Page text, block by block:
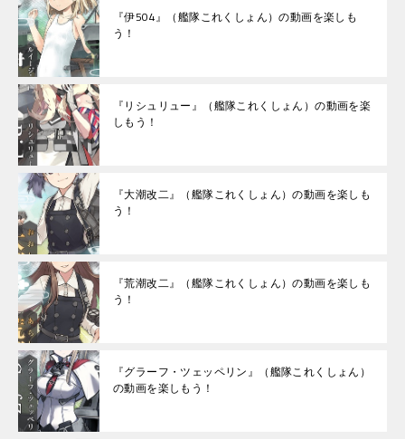
『伊504』（艦隊これくしょん）の動画を楽しも
う！
『リシュリュー』（艦隊これくしょん）の動画を楽
しもう！
『大潮改二』（艦隊これくしょん）の動画を楽しも
う！
『荒潮改二』（艦隊これくしょん）の動画を楽しも
う！
『グラーフ・ツェッペリン』（艦隊これくしょん）
の動画を楽しもう！